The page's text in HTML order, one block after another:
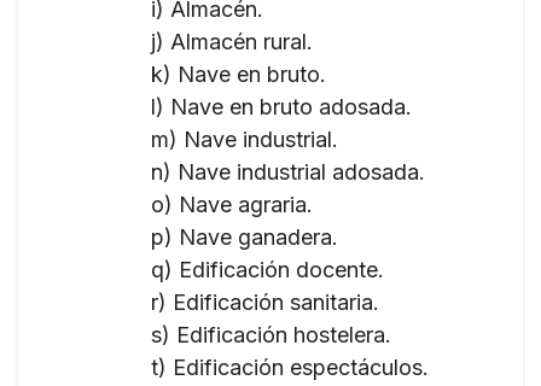
i) Almacén.
j) Almacén rural.
k) Nave en bruto.
l) Nave en bruto adosada.
m) Nave industrial.
n) Nave industrial adosada.
o) Nave agraria.
p) Nave ganadera.
q) Edificación docente.
r) Edificación sanitaria.
s) Edificación hostelera.
t) Edificación espectáculos.